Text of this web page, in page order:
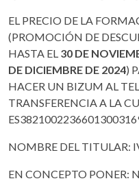
EL PRECIO DE LA
(PROMOCIÓN DE
HASTA EL 30 DE
DE DICIEMBRE DE 2024)
HACER UN BIZUM AL
TRANSFERENCIA A LA
NOMBRE DEL TITULAR:
EN CONCEPTO PONER: